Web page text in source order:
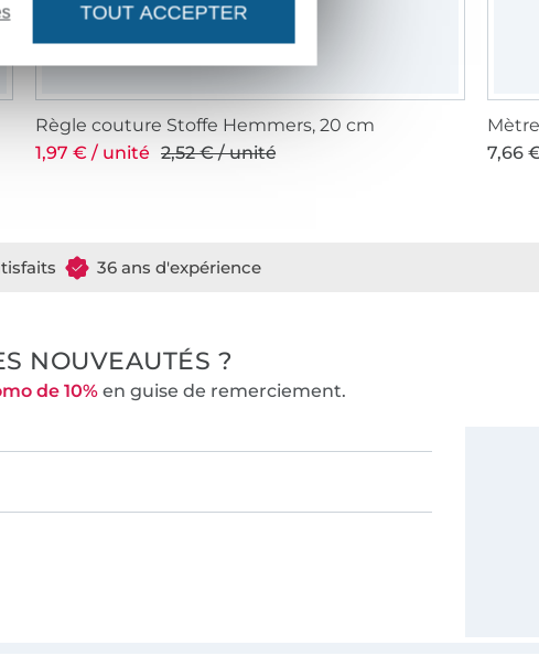
Règle couture Stoffe Hemmers, 20 cm
1,97 € / unité 2,52 € / unité
7,66
36 ans d'expérience
NOUVEAUTÉS ?
de 10%en guise de remerciement.
TOUT ACCEPTER